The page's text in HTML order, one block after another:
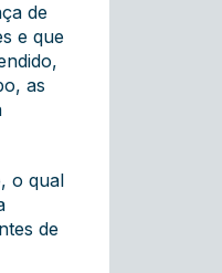
de
e que
as
o qual
de